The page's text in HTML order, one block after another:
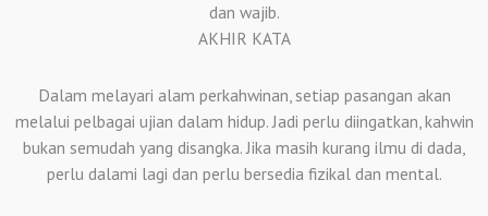
dan wajib.
AKHIR KATA
Dalam melayari alam perkahwinan, setiap pasangan akan
melalui pelbagai ujian dalam hidup. Jadi perlu diingatkan, kahwin
bukan semudah yang disangka. Jika masih kurang ilmu di dada,
perlu dalami lagi dan perlu bersedia fizikal dan mental.